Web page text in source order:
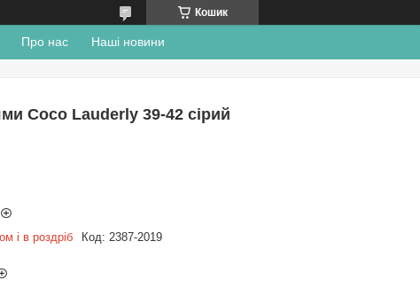
Кошик
Про нас Наші новини
Coco Lauderly 39-42 сірий
і в роздріб Код: 2387-2019